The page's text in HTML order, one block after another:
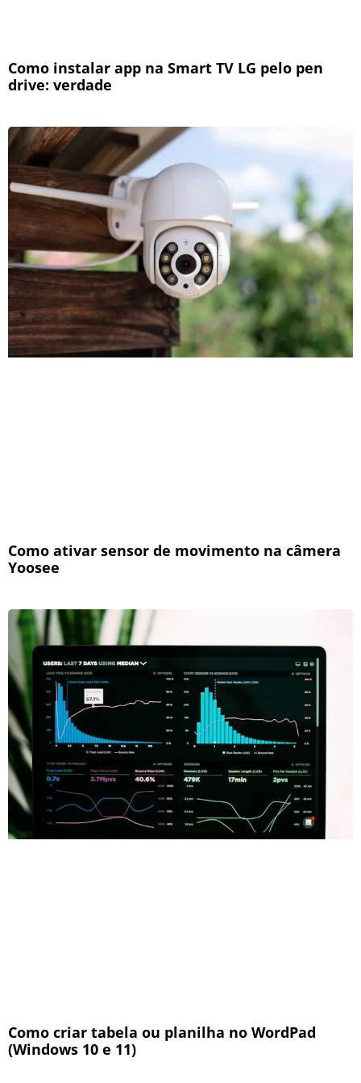
Como instalar app na Smart TV LG pelo pen
drive: verdade
Como ativar sensor de movimento na câmera
Yoosee
Como criar tabela ou planilha no WordPad
(Windows 10 e 11)